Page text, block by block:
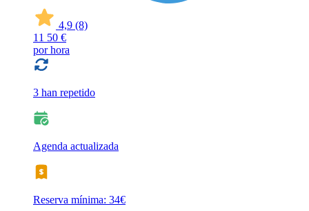
4,9 (8)
11 50 €
por hora
3 han repetido
Agenda actualizada
Reserva mínima: 34€